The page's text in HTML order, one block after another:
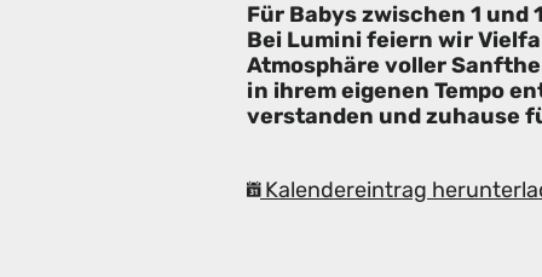
Für Babys zwischen 1 und
Bei Lumini feiern wir
Atmosphäre voller
in ihrem eigenen Tempo
verstanden und zuhause
Kalendereintrag